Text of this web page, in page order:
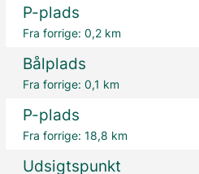
P-plads
Fra forrige:0,2 km
Bålplads
Fra forrige:0,1 km
P-plads
Fra forrige:18,8 km
Udsigtspunkt